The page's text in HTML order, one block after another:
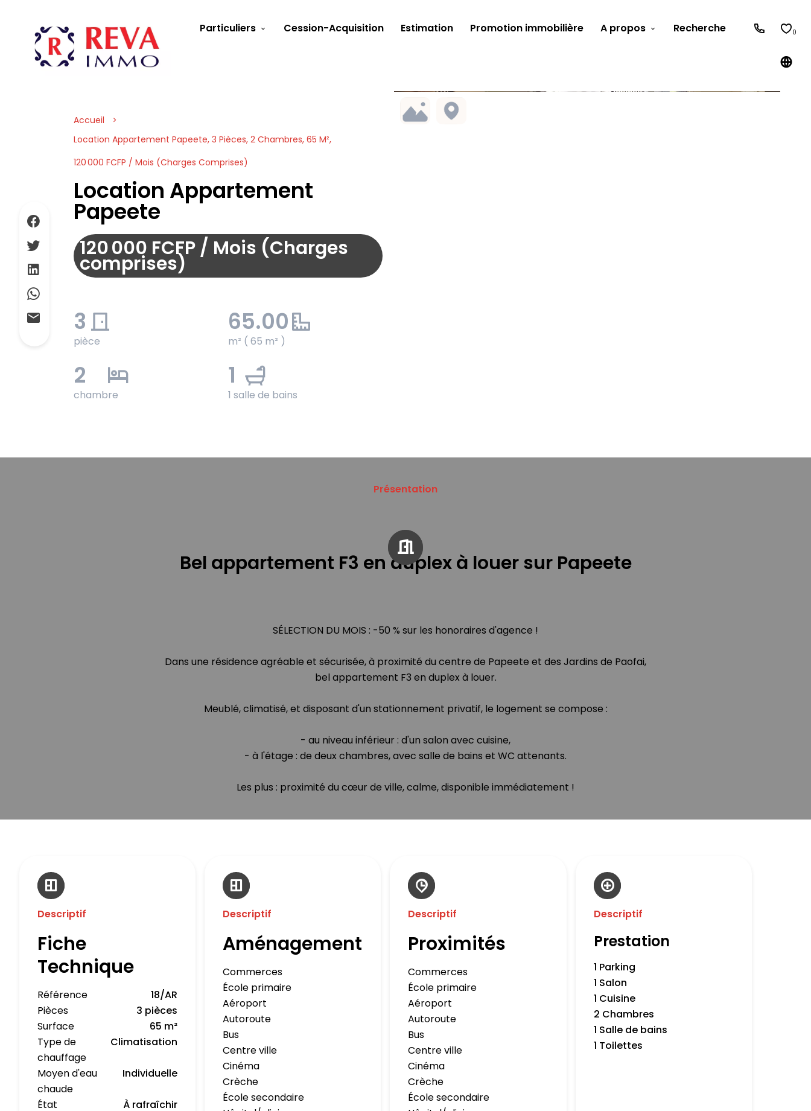
Particuliers Cession-Acquisition Estimation Promotion immobilière A propos Recherche 0
Accueil
Location Appartement Papeete, 3 Pièces, 2 Chambres, 65 M²,
120 000 FCFP / Mois (Charges Comprises)
Location Appartement
Papeete
120 000 FCFP / Mois (Charges
comprises)
3
pièce
65.00
m² ( 65 m² )
2
chambre
1
1 salle de bains
Présentation
Bel appartement F3 en duplex à louer sur Papeete
SÉLECTION DU MOIS : -50 % sur les honoraires d'agence !
Dans une résidence agréable et sécurisée, à proximité du centre de Papeete et des Jardins de Paofai,
bel appartement F3 en duplex à louer.
Meublé, climatisé, et disposant d'un stationnement privatif, le logement se compose :
- au niveau inférieur : d'un salon avec cuisine,
- à l'étage : de deux chambres, avec salle de bains et WC attenants.
Les plus : proximité du cœur de ville, calme, disponible immédiatement !
Descriptif
Fiche
Technique
Référence
18/AR
Pièces
3 pièces
Surface
65 m²
Type de
chauffage
Climatisation
Moyen d'eau
chaude
Individuelle
État
À rafraîchir
Descriptif
Aménagement
Commerces
École primaire
Aéroport
Autoroute
Bus
Centre ville
Cinéma
Crèche
École secondaire
Descriptif
Proximités
Commerces
École primaire
Aéroport
Autoroute
Bus
Centre ville
Cinéma
Crèche
École secondaire
Descriptif
Prestation
1 Parking
1 Salon
1 Cuisine
2 Chambres
1 Salle de bains
1 Toilettes